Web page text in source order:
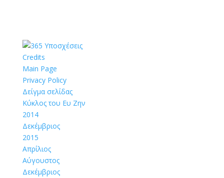
Credits
Main Page
Privacy Policy
Δείγμα σελίδας
Κύκλος του Ευ Ζην
2014
Δεκέμβριος
2015
Απρίλιος
Αύγουστος
Δεκέμβριος